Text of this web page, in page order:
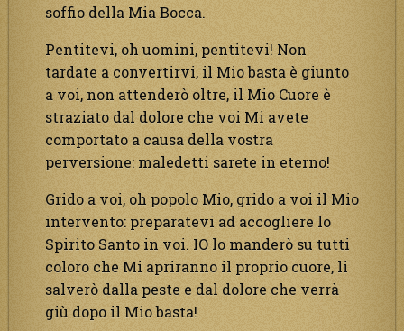
soffio della Mia Bocca.
Pentitevi, oh uomini, pentitevi! Non
tardate a convertirvi, il Mio basta è giunto
a voi, non attenderò oltre, il Mio Cuore è
straziato dal dolore che voi Mi avete
comportato a causa della vostra
perversione: maledetti sarete in eterno!
Grido a voi, oh popolo Mio, grido a voi il Mio
intervento: preparatevi ad accogliere lo
Spirito Santo in voi. IO lo manderò su tutti
coloro che Mi apriranno il proprio cuore, li
salverò dalla peste e dal dolore che verrà
giù dopo il Mio basta!